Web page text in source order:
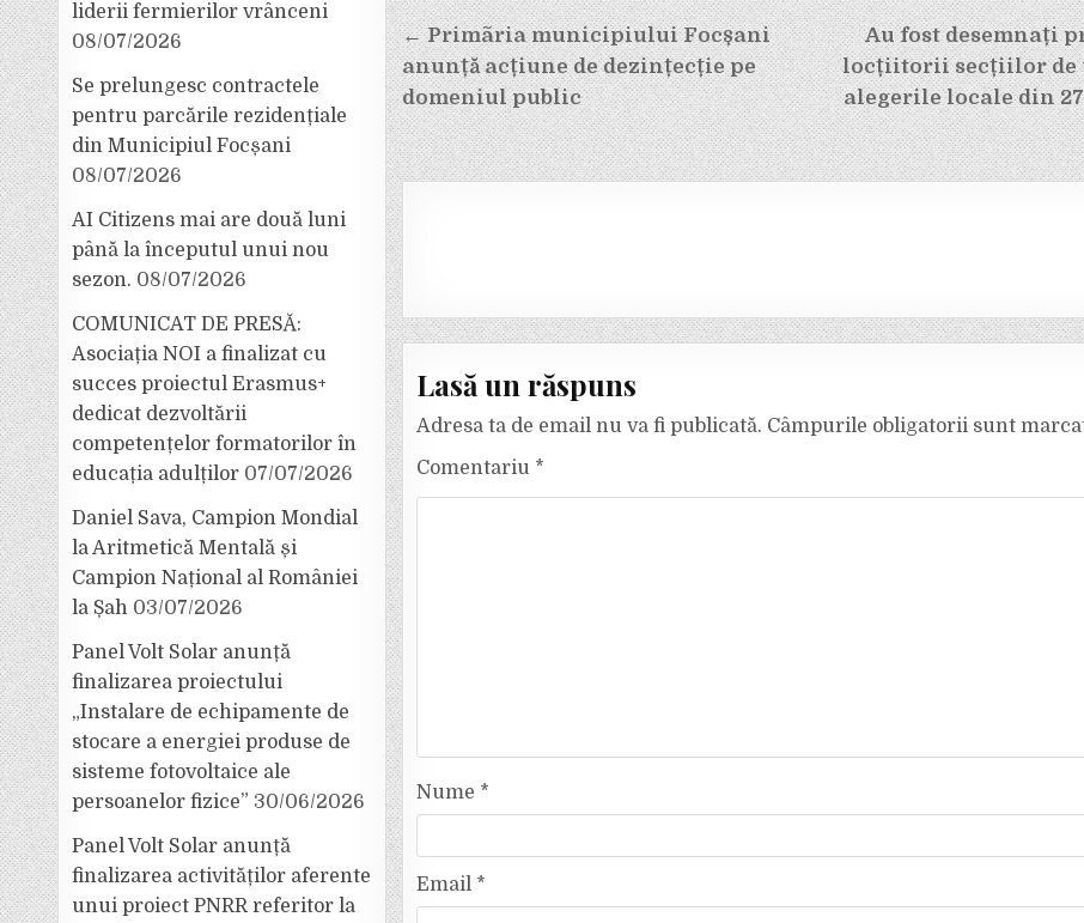
Navigare
în
articole
Au fost desemnați
locțiitorii secțiilor de
alegerile locale din
← Primãria municipiului Focșani
anunță acțiune de dezințecție pe
domeniul public
Lasă un răspuns
Adresa ta de email nu va fi publicată. Câmpurile obligatorii sunt
Comentariu *
Nume *
Email *
liderii fermierilor vrânceni
08/07/2026
Se prelungesc contractele
pentru parcările rezidențiale
din Municipiul Focșani
08/07/2026
AI Citizens mai are două luni
până la începutul unui nou
sezon. 08/07/2026
COMUNICAT DE PRESĂ:
Asociația NOI a finalizat cu
succes proiectul Erasmus+
dedicat dezvoltării
competențelor formatorilor în
educația adulților 07/07/2026
Daniel Sava, Campion Mondial
la Aritmetică Mentală și
Campion Național al României
la Șah 03/07/2026
Panel Volt Solar anunță
finalizarea proiectului
„Instalare de echipamente de
stocare a energiei produse de
sisteme fotovoltaice ale
persoanelor fizice” 30/06/2026
Panel Volt Solar anunță
finalizarea activităților aferente
unui proiect PNRR referitor la